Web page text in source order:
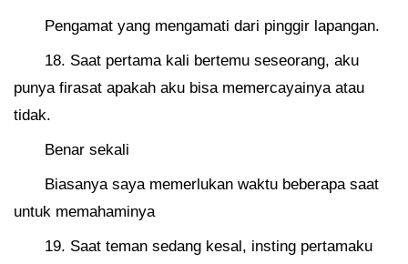
Pengamat yang mengamati dari pinggir lapangan.
18. Saat pertama kali bertemu seseorang, aku
punya firasat apakah aku bisa memercayainya atau
tidak.
Benar sekali
Biasanya saya memerlukan waktu beberapa saat
untuk memahaminya
19. Saat teman sedang kesal, insting pertamaku